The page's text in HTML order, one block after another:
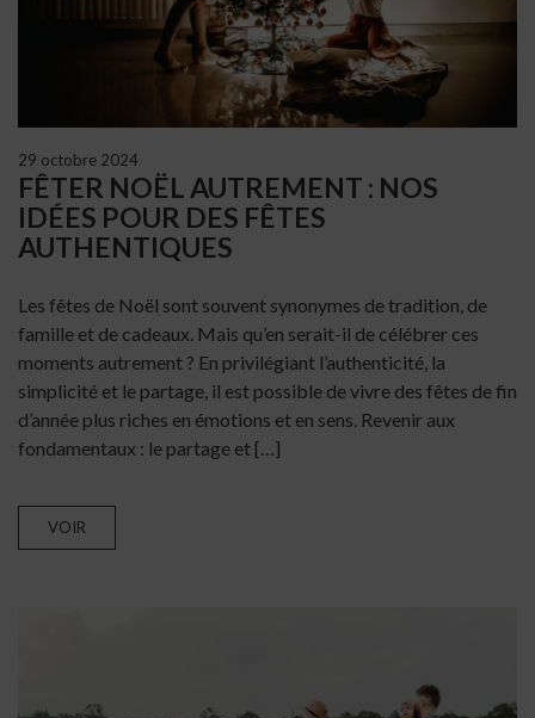
29 octobre 2024
FÊTER NOËL AUTREMENT : NOS
IDÉES POUR DES FÊTES
AUTHENTIQUES
Les fêtes de Noël sont souvent synonymes de tradition, de
famille et de cadeaux. Mais qu’en serait-il de célébrer ces
moments autrement ? En privilégiant l’authenticité, la
simplicité et le partage, il est possible de vivre des fêtes de fin
d’année plus riches en émotions et en sens. Revenir aux
fondamentaux : le partage et […]
VOIR